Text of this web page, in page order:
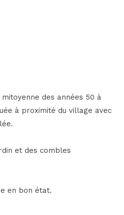
des années 50 à
à proximité du village avec
et des combles
en bon état.